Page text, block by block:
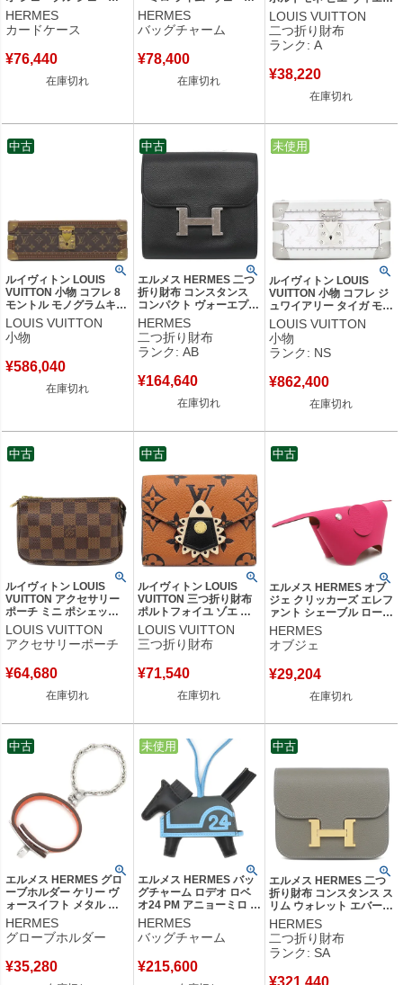
ルシャムキラ ローズエク
ストリーム シルバー金具
新品 未使用 フラグメン
製) 【箱】 【中古】
HERMES
カードケース
¥76,440
在庫切れ
コミック×ブルーアズテ
ィック タツノオトシゴ B
刻印(2023年製) 【中古】
HERMES
バッグチャーム
¥78,400
在庫切れ
ワ ダミエアズールキャン
バス ダミエアズール ゴー
ルド金具 がま口 N61676
MI1059 【中古】中古美
LOUIS VUITTON
二つ折り財布
ランク: A
¥38,220
在庫切れ
ルイヴィトン LOUIS
VUITTON 小物 コフレ 8
モントル モノグラムキャ
ンバス モノグラム ゴー
ルド金具 ウォッチケース
時計入れ 茶 M20039
LOUIS VUITTON
小物
¥586,040
在庫切れ
中古
エルメス HERMES 二つ
折り財布 コンスタンス
コンパクト ヴォーエプソ
ン ブラック シルバー金
具 黒 コンパクトウォレ
ット □N 【箱】 【中古】
中古品
HERMES
二つ折り財布
ランク: AB
¥164,640
在庫切れ
中古
ルイヴィトン LOUIS
VUITTON 小物 コフレ ジ
ュワイアリー タイガ モノ
グラムキャンバス ブロン
シルバー金具 新品 未使用
白 モノグラム ジュエリー
ケース RFID 【箱】 【中
LOUIS VUITTON
小物
ランク: NS
¥862,400
在庫切れ
中古
未使用
ルイヴィトン LOUIS
VUITTON アクセサリー
ポーチ ミニ ポシェット
アクセソワール ダミエキ
ャンバス ダミエ エベヌ
ゴールド金具 ポーチ 茶
古】
LOUIS VUITTON
アクセサリーポーチ
¥64,680
在庫切れ
中古
ルイヴィトン LOUIS
VUITTON 三つ折り財布
ポルトフォイユ ゾエ モ
ノグラムアンプラント キ
ャラメル ゴールド金具
茶 コンパクトウォレット
SP2250 【箱】 【中古】
LOUIS VUITTON
三つ折り財布
¥71,540
在庫切れ
中古
エルメス HERMES オブ
ジェ クリッカーズ エレフ
ァント シェーブル ローズ
ティリアン×オレンジ シ
ルバー金具 CLICKAZOO
象 置物 【箱】 【中古】
HERMES
オブジェ
¥29,204
在庫切れ
中古
エルメス HERMES グロ
ーブホルダー ケリー ヴ
ォースイフト メタル オ
レンジ シルバー金具 手
袋ホルダー 【箱】 【中
古】
HERMES
グローブホルダー
¥35,280
中古
エルメス HERMES バッ
グチャーム ロデオ ロベ
オ24 PM アニョーミロ ス
イフト ブラック×セレス
ト×ヴェールマングロー
ブ 新品 未使用 K刻印
古】
HERMES
バッグチャーム
¥215,600
中古
未使用
エルメス HERMES 二つ
折り財布 コンスタンス ス
リム ウォレット エバーカ
ラー グリメイヤー ゴール
ド金具 W刻印(2024年製)
【中古】新品同様品
HERMES
二つ折り財布
ランク: SA
¥321,440
中古